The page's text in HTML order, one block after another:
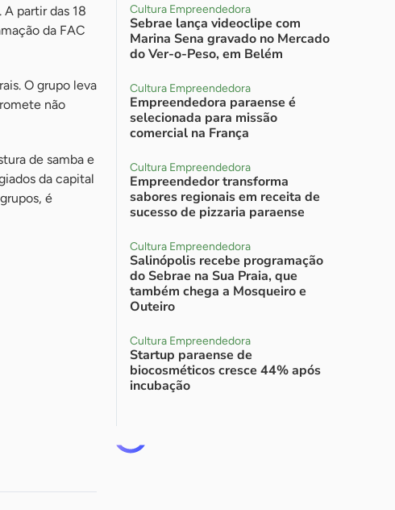
partir das 18
da FAC
O grupo leva
não
de samba e
da capital
é
Cultura Empreendedora
Sebrae lança videoclipe com
Marina Sena gravado no Mercado
do Ver-o-Peso, em Belém
Cultura Empreendedora
Empreendedora paraense é
selecionada para missão
comercial na França
Cultura Empreendedora
Empreendedor transforma
sabores regionais em receita de
sucesso de pizzaria paraense
Cultura Empreendedora
Salinópolis recebe programação
do Sebrae na Sua Praia, que
também chega a Mosqueiro e
Outeiro
Cultura Empreendedora
Startup paraense de
biocosméticos cresce 44% após
incubação